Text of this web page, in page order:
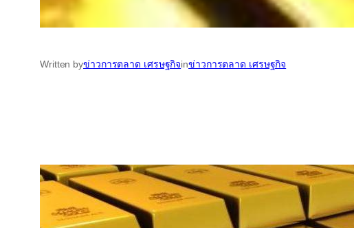
Written byข่าวการตลาด เศรษฐกิจinข่าวการตลาด เศรษฐกิจ